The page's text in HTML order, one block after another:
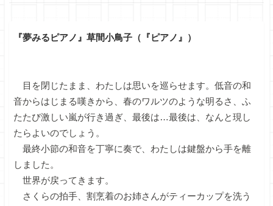
『夢みるピアノ』草間小鳥子（『ピアノ』）
目を閉じたまま、わたしは思いを巡らせます。低音の和
音からはじまる嘆きから、春のワルツのような明るさ、ふ
たたび激しい嵐が行き過ぎ、最後は…最後は、なんと現し
たらよいのでしょう。
最終小節の和音を丁寧に奏で、わたしは鍵盤から手を離
しました。
世界が戻ってきます。
さくらの拍手、割烹着のお姉さんがティーカップを洗う